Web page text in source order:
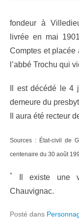
fondeur à
livrée en mai
Comptes et placée
l’abbé Trochu qui
Il est décédé le 4
demeure du
Il aura été recteur
Sources : État-civil de
centenaire du 30 août
*
Il existe une
Chauvignac.
Posté dans